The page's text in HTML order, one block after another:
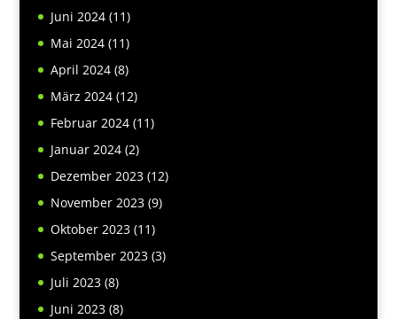
Juni 2024(11)
Mai 2024(11)
April 2024(8)
März 2024(12)
Februar 2024(11)
Januar 2024(2)
Dezember 2023(12)
November 2023(9)
Oktober 2023(11)
September 2023(3)
Juli 2023(8)
Juni 2023(8)